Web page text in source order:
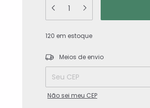
120 em estoque
Entregas para o CEP:
Meios de envio
Não sei meu CEP